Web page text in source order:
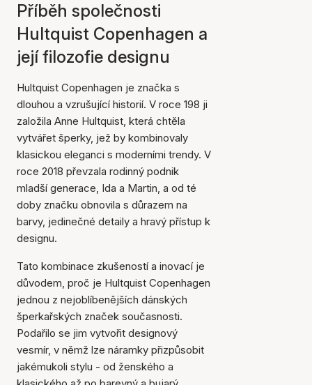
Příběh společnosti
Hultquist Copenhagen a
její filozofie designu
Hultquist Copenhagen je značka s
dlouhou a vzrušující historií. V roce 198 ji
založila Anne Hultquist, která chtěla
vytvářet šperky, jež by kombinovaly
klasickou eleganci s moderními trendy. V
roce 2018 převzala rodinný podnik
mladší generace, Ida a Martin, a od té
doby značku obnovila s důrazem na
barvy, jedinečné detaily a hravý přístup k
designu.
Tato kombinace zkušeností a inovací je
důvodem, proč je Hultquist Copenhagen
jednou z nejoblíbenějších dánských
šperkařských značek současnosti.
Podařilo se jim vytvořit designový
vesmír, v němž lze náramky přizpůsobit
jakémukoli stylu - od ženského a